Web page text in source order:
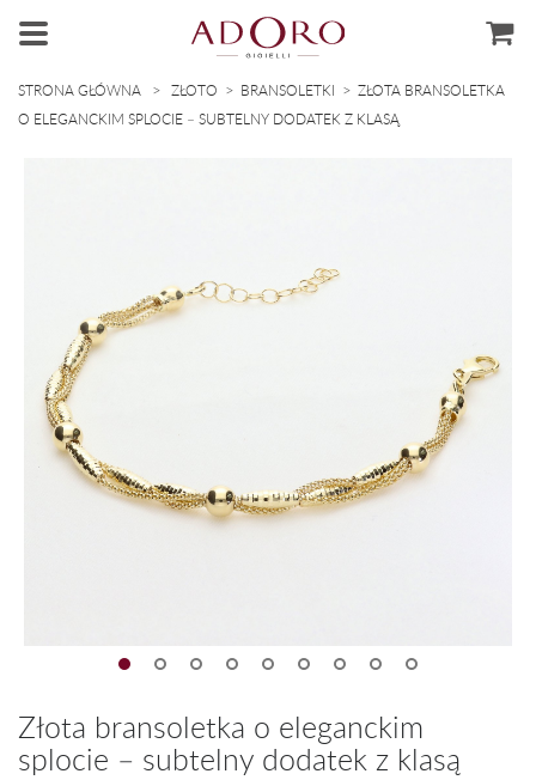
STRONA GŁÓWNA > ZŁOTO > BRANSOLETKI > ZŁOTA BRANSOLETKA
O ELEGANCKIM SPLOCIE – SUBTELNY DODATEK Z KLASĄ
Złota bransoletka o eleganckim
splocie – subtelny dodatek z klasą